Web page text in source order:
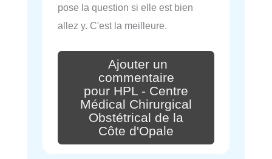
pose la question si elle est bien
allez y. C'est la meilleure.
Ajouter un
commentaire
pour HPL - Centre
Médical Chirurgical
Obstétrical de la
Côte d'Opale